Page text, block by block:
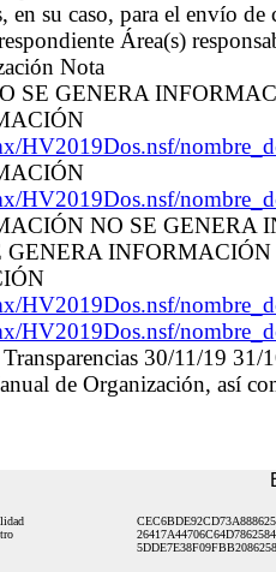
en su caso, para el envío
Área(s)
Nota
SE GENERA
HV2019Dos.nsf/
HV2019Dos.nsf/
NO SE GENERA
HV2019Dos.nsf/
HV2019Dos.nsf/
30/11/19
de Organización, así